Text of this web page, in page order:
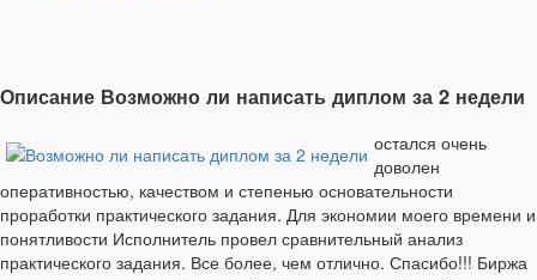
Описание Возможно ли написать диплом за 2 недели
остался очень
доволен
оперативностью, качеством и степенью основательности
проработки практического задания. Для экономии моего времени и
понятливости Исполнитель провел сравнительный анализ
практического задания. Все более, чем отлично. Спасибо!!! Биржа